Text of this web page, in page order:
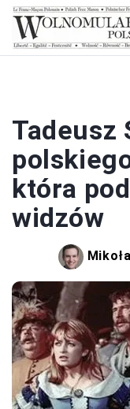
Tadeusz
która
widzów